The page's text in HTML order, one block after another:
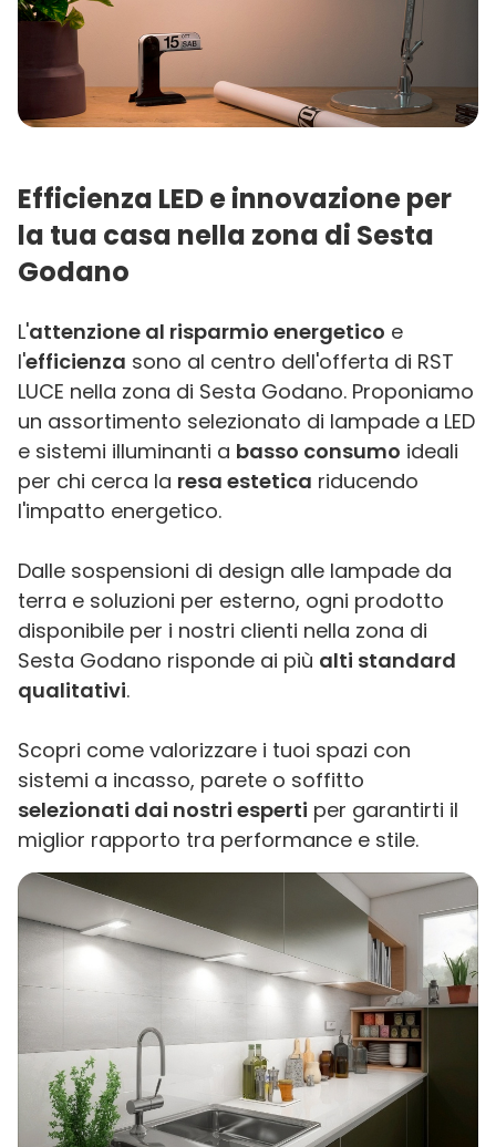
Efficienza LED e innovazione per
la tua casa nella zona di Sesta
Godano
L'attenzione al risparmio energetico e
l'efficienza sono al centro dell'offerta di RST
LUCE nella zona di Sesta Godano. Proponiamo
un assortimento selezionato di lampade a LED
e sistemi illuminanti a basso consumo ideali
per chi cerca la resa estetica riducendo
l'impatto energetico.
Dalle sospensioni di design alle lampade da
terra e soluzioni per esterno, ogni prodotto
disponibile per i nostri clienti nella zona di
Sesta Godano risponde ai più alti standard
qualitativi.
Scopri come valorizzare i tuoi spazi con
sistemi a incasso, parete o soffitto
selezionati dai nostri esperti per garantirti il
miglior rapporto tra performance e stile.